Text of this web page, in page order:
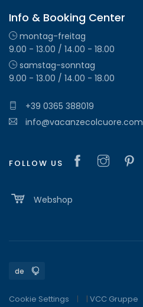
Info & Booking Center
montag-freitag
9.00 - 13.00 / 14.00 - 18.00
samstag-sonntag
9.00 - 13.00 / 14.00 - 18.00
+39 0365 388019
info@vacanzecolcuore.com
FOLLOW US
Webshop
Cookie Settings | VCC Gruppe